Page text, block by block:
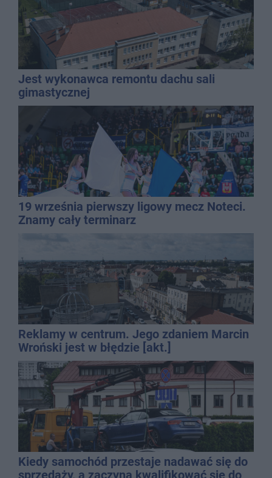
Jest wykonawca remontu dachu sali
gimastycznej
19 września pierwszy ligowy mecz Noteci.
Znamy cały terminarz
Reklamy w centrum. Jego zdaniem Marcin
Wroński jest w błędzie [akt.]
Kiedy samochód przestaje nadawać się do
sprzedaży, a zaczyna kwalifikować się do